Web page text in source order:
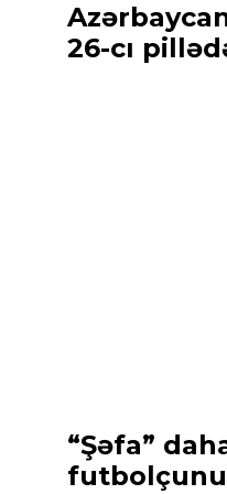
26-cı
“Şəfa”
futbolçunu